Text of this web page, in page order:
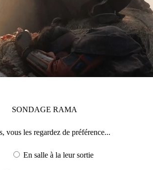
SONDAGE RAMA
vous les regardez de préférence...
En salle à la leur sortie